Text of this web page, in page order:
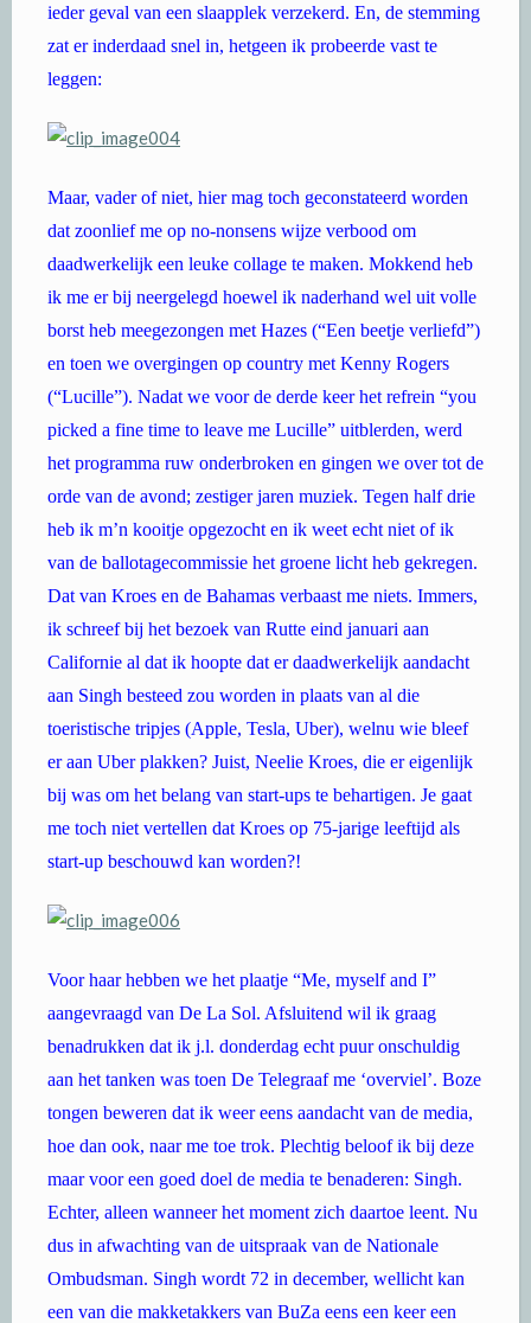
ieder geval van een slaapplek verzekerd. En, de stemming
zat er inderdaad snel in, hetgeen ik probeerde vast te
leggen:
Maar, vader of niet, hier mag toch geconstateerd worden
dat zoonlief me op no-nonsens wijze verbood om
daadwerkelijk een leuke collage te maken. Mokkend heb
ik me er bij neergelegd hoewel ik naderhand wel uit volle
borst heb meegezongen met Hazes (“Een beetje verliefd”)
en toen we overgingen op country met Kenny Rogers
(“Lucille”). Nadat we voor de derde keer het refrein “you
picked a fine time to leave me Lucille” uitblerden, werd
het programma ruw onderbroken en gingen we over tot de
orde van de avond; zestiger jaren muziek. Tegen half drie
heb ik m’n kooitje opgezocht en ik weet echt niet of ik
van de ballotagecommissie het groene licht heb gekregen.
Dat van Kroes en de Bahamas verbaast me niets. Immers,
ik schreef bij het bezoek van Rutte eind januari aan
Californie al dat ik hoopte dat er daadwerkelijk aandacht
aan Singh besteed zou worden in plaats van al die
toeristische tripjes (Apple, Tesla, Uber), welnu wie bleef
er aan Uber plakken? Juist, Neelie Kroes, die er eigenlijk
bij was om het belang van start-ups te behartigen. Je gaat
me toch niet vertellen dat Kroes op 75-jarige leeftijd als
start-up beschouwd kan worden?!
Voor haar hebben we het plaatje “Me, myself and I”
aangevraagd van De La Sol. Afsluitend wil ik graag
benadrukken dat ik j.l. donderdag echt puur onschuldig
aan het tanken was toen De Telegraaf me ‘overviel’. Boze
tongen beweren dat ik weer eens aandacht van de media,
hoe dan ook, naar me toe trok. Plechtig beloof ik bij deze
maar voor een goed doel de media te benaderen: Singh.
Echter, alleen wanneer het moment zich daartoe leent. Nu
dus in afwachting van de uitspraak van de Nationale
Ombudsman. Singh wordt 72 in december, wellicht kan
een van die makketakkers van BuZa eens een keer een